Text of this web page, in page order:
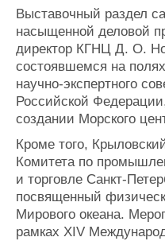
Выставочный раздел
насыщенной деловой
директор КГНЦ Д. О.
состоявшемся на
научно-экспертного
Российской
создании Морского
Кроме того,
Комитета по
и торговле
посвященный
Мирового океана.
рамках XIV